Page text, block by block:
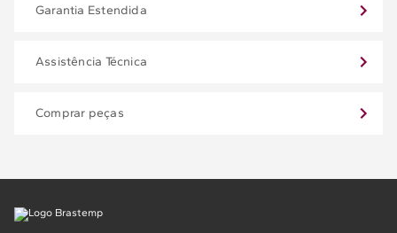
Garantia Estendida
Assistência Técnica
Comprar peças